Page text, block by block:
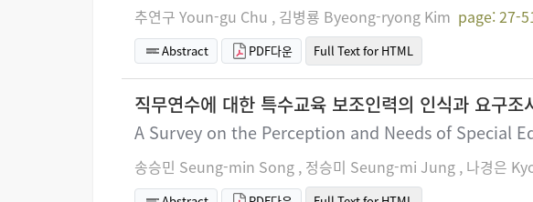
추연구 Youn-gu Chu , 김병룡 Byeong-ryong Kim page: 27-
Abstract PDF다운 Full Text for HTML
직무연수에 대한 특수교육 보조인력의 인식과 요구조
A Survey on the Perception and Needs of Special
송승민 Seung-min Song , 정승미 Seung-mi Jung , 나경은